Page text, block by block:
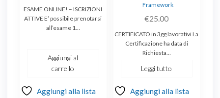
prezzo
originale
era:
prezzo
attuale
ESAME ONLINE! – ISCRIZIONI
ATTIVE E’ possibile prenotarsi
all’esame 1…
Aggiungi al
carrello
Aggiungi alla lista
Framework
€25.00
CERTIFICATO in 3gg lavorativi La
Certificazione ha data di
Richiesta…
Leggi tutto
Aggiungi alla lista